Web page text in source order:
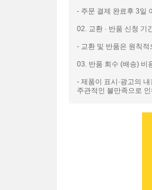
- 주문 결제 완료후 3일
02. 교환 · 반품 신청 기
- 교환 및 반품은 원칙
03. 반품 회수 (배송) 비
- 제품이 표시·광고의
주관적인 불만족으로